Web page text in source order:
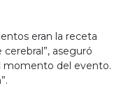
eran la receta
aseguró
momento del evento.